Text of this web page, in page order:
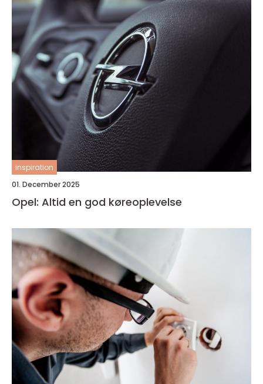
inspiration
01. December 2025
Opel: Altid en god køreoplevelse